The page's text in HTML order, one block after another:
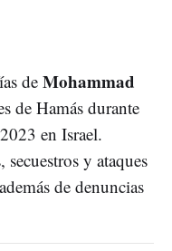
de Mohammad
de Hamás durante
en Israel.
y ataques
de denuncias